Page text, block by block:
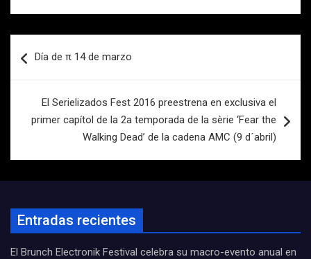
de
Día de π 14 de marzo
El Serielizados Fest 2016 preestrena en exclusiva el
primer capítol de la 2a temporada de la sèrie ‘Fear the
Walking Dead’ de la cadena AMC (9 d´abril)
Entradas recientes
El Brunch Electronik Festival celebra su macro-evento anual en